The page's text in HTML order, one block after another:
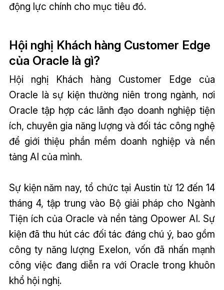
động lực chính cho mục tiêu đó.
Hội nghị Khách hàng Customer Edge
của Oracle là gì?
Hội nghị Khách hàng Customer Edge của
Oracle là sự kiện thường niên trong ngành, nơi
Oracle tập hợp các lãnh đạo doanh nghiệp tiện
ích, chuyên gia năng lượng và đối tác công nghệ
để giới thiệu phần mềm doanh nghiệp và nền
tảng AI của mình.
Sự kiện năm nay, tổ chức tại Austin từ 12 đến 14
tháng 4, tập trung vào Bộ giải pháp cho Ngành
Tiện ích của Oracle và nền tảng Opower AI. Sự
kiện đã thu hút các đối tác đáng chú ý, bao gồm
công ty năng lượng Exelon, vốn đã nhấn mạnh
công việc đang diễn ra với Oracle trong khuôn
khổ hội nghị.